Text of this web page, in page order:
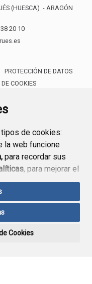
de cookies:
la web funcione
para recordar sus
, para mejorar el
todas”
pulsa el botón
técnicas
Cookies
(HUESCA) - ARAGÓN
20 10
PROTECCIÓN DE DATOS
COOKIES